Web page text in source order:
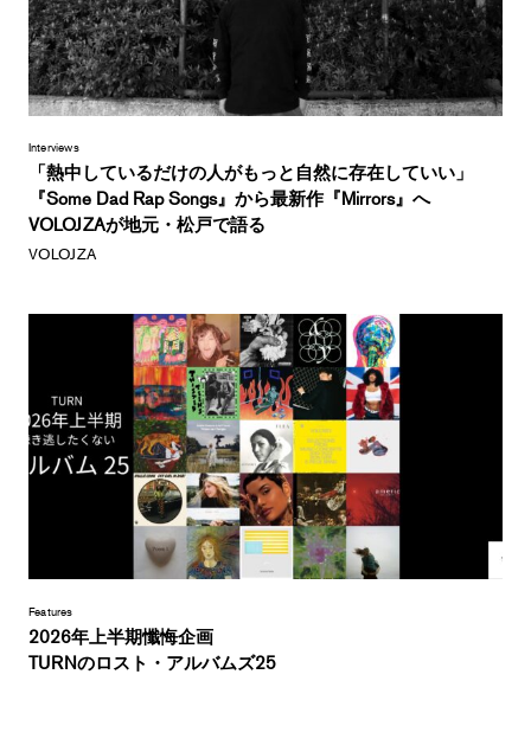
Interviews
「熱中しているだけの人がもっと自然に存在していい」
『Some Dad Rap Songs』から最新作『Mirrors』へ
VOLOJZAが地元・松戸で語る
VOLOJZA
Features
2026年上半期懺悔企画
TURNのロスト・アルバムズ25